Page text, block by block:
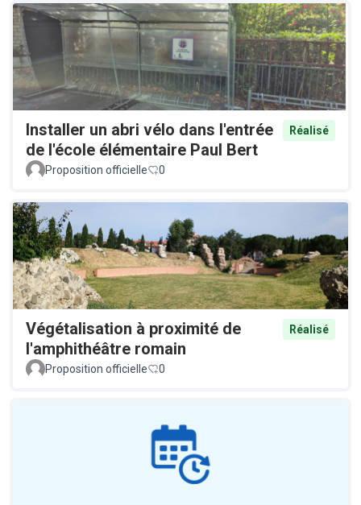
Installer un abri vélo dans l'entrée
de l'école élémentaire Paul Bert
Réalisé
Proposition officielle 0
Végétalisation à proximité de
l'amphithéâtre romain
Réalisé
Proposition officielle 0